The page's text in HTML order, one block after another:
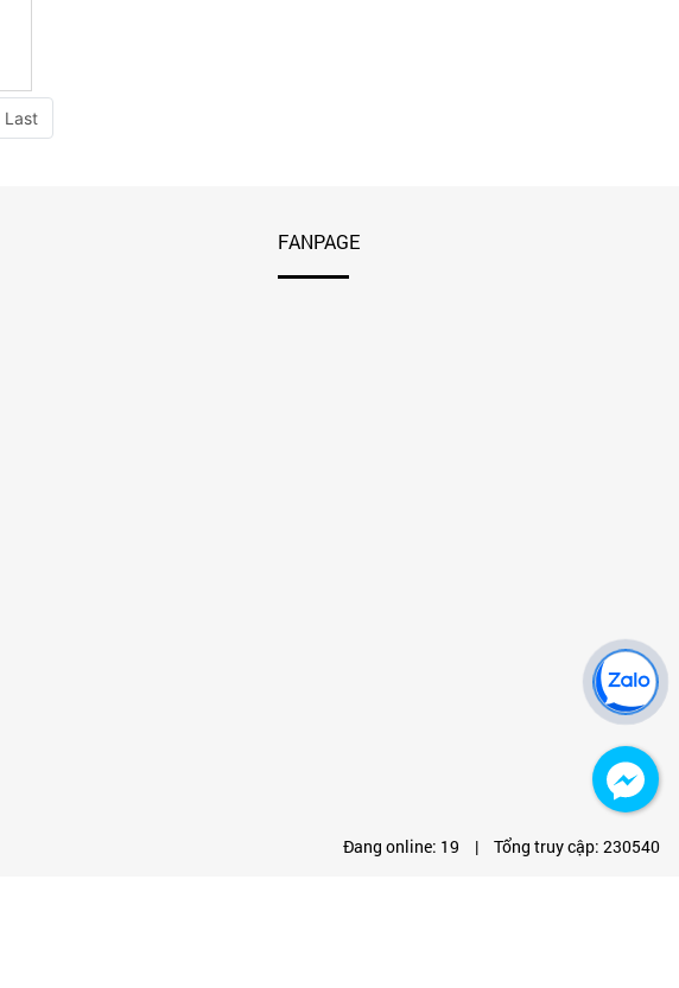
Last
FANPAGE
Đang online: 19 | Tổng truy cập: 230540